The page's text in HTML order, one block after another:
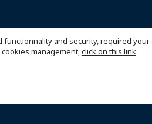
and security, required your
management,click on this link.